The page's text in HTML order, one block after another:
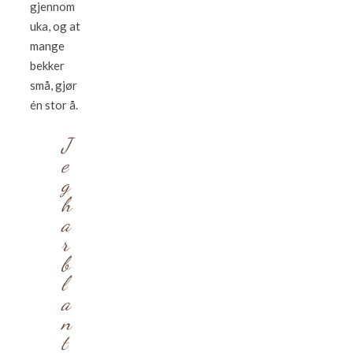
gjennom
uka, og at
mange
bekker
små, gjør
én stor å.
J
e
g
h
a
r
b
l
a
n
t